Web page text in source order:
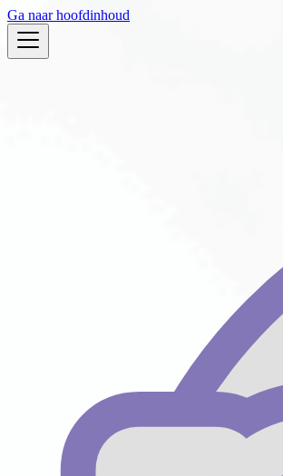
Ga naar hoofdinhoud